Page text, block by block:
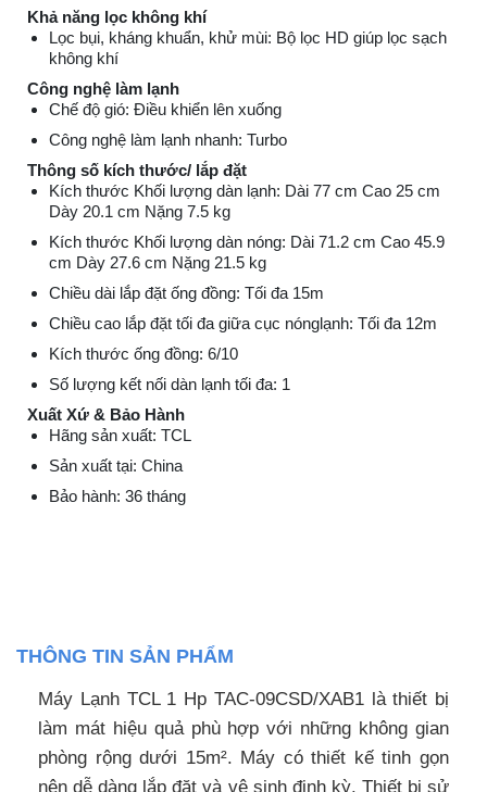
Khả năng lọc không khí
Lọc bụi, kháng khuẩn, khử mùi: Bộ lọc HD giúp lọc sạch
không khí
Công nghệ làm lạnh
Chế độ gió: Điều khiển lên xuống
Công nghệ làm lạnh nhanh: Turbo
Thông số kích thước/ lắp đặt
Kích thước Khối lượng dàn lạnh: Dài 77 cm Cao 25 cm
Dày 20.1 cm Nặng 7.5 kg
Kích thước Khối lượng dàn nóng: Dài 71.2 cm Cao 45.9
cm Dày 27.6 cm Nặng 21.5 kg
Chiều dài lắp đặt ống đồng: Tối đa 15m
Chiều cao lắp đặt tối đa giữa cục nónglạnh: Tối đa 12m
Kích thước ống đồng: 6/10
Số lượng kết nối dàn lạnh tối đa: 1
Xuất Xứ & Bảo Hành
Hãng sản xuất: TCL
Sản xuất tại: China
Bảo hành: 36 tháng
THÔNG TIN SẢN PHẨM
Máy Lạnh TCL 1 Hp TAC-09CSD/XAB1 là thiết bị
làm mát hiệu quả phù hợp với những không gian
phòng rộng dưới 15m². Máy có thiết kế tinh gọn
nên dễ dàng lắp đặt và vệ sinh định kỳ. Thiết bị sử